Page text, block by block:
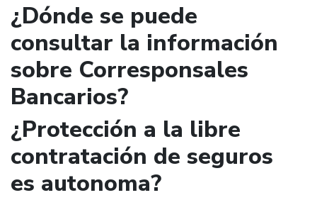
¿Dónde se puede
consultar la información
sobre Corresponsales
Bancarios?
¿Protección a la libre
contratación de seguros
es autonoma?